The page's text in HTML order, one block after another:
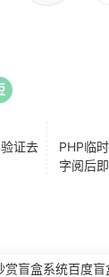
证去
PHP临
字阅后
赏盲盒系统百度盲